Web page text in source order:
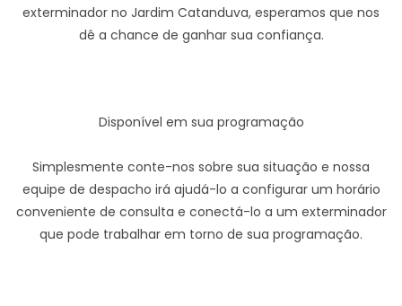
exterminador no Jardim Catanduva, esperamos que nos
dê a chance de ganhar sua confiança.
Disponível em sua programação
Simplesmente conte-nos sobre sua situação e nossa
equipe de despacho irá ajudá-lo a configurar um horário
conveniente de consulta e conectá-lo a um exterminador
que pode trabalhar em torno de sua programação.